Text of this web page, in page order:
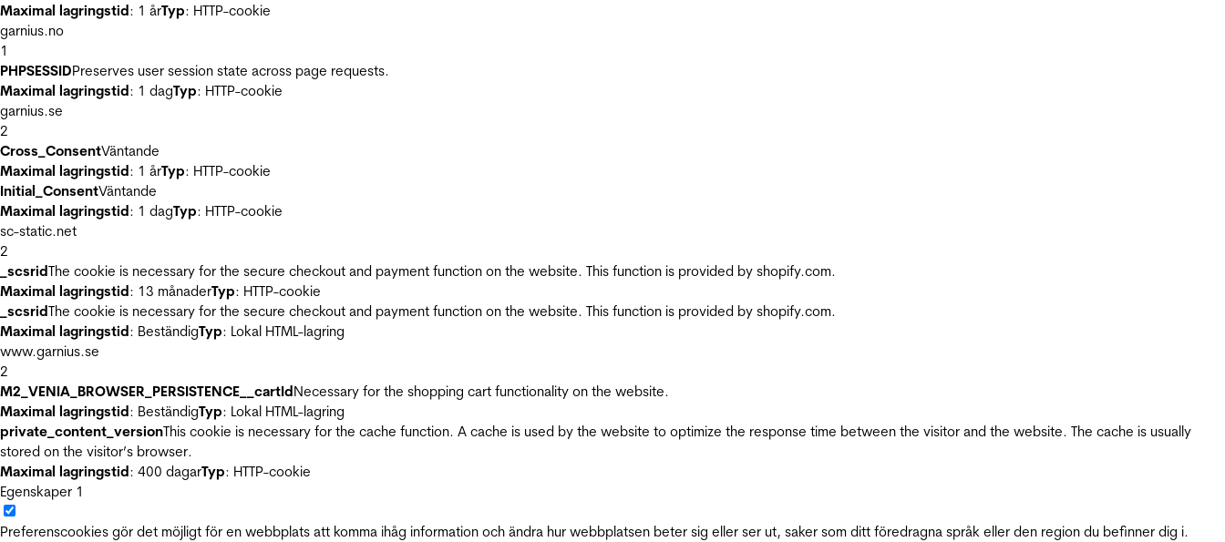
Maximal lagringstid: 1 årTyp: HTTP-cookie
garnius.no
1
PHPSESSIDPreserves user session state across page requests.
Maximal lagringstid: 1 dagTyp: HTTP-cookie
garnius.se
2
Cross_ConsentVäntande
Maximal lagringstid: 1 årTyp: HTTP-cookie
Initial_ConsentVäntande
Maximal lagringstid: 1 dagTyp: HTTP-cookie
sc-static.net
2
_scsridThe cookie is necessary for the secure checkout and payment function on the website. This function is provided by shopify.com.
Maximal lagringstid: 13 månaderTyp: HTTP-cookie
_scsridThe cookie is necessary for the secure checkout and payment function on the website. This function is provided by shopify.com.
Maximal lagringstid: BeständigTyp: Lokal HTML-lagring
www.garnius.se
2
M2_VENIA_BROWSER_PERSISTENCE__cartIdNecessary for the shopping cart functionality on the website.
Maximal lagringstid: BeständigTyp: Lokal HTML-lagring
private_content_versionThis cookie is necessary for the cache function. A cache is used by the website to optimize the response time between the visitor and the website. The cache is usually
stored on the visitor’s browser.
Maximal lagringstid: 400 dagarTyp: HTTP-cookie
Egenskaper 1
Preferenscookies gör det möjligt för en webbplats att komma ihåg information och ändra hur webbplatsen beter sig eller ser ut, saker som ditt föredragna språk eller den region du befinner dig i.